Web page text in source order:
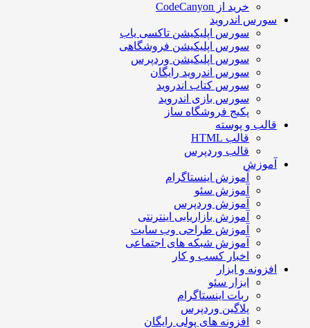
خرید از CodeCanyon
سورس اندروید
سورس اپلیکیشن تاکسی یاب
سورس اپلیکیشن فروشگاهی
سورس اپلیکیشن وردپرس
سورس اندروید رایگان
سورس کتاب اندروید
سورس بازی اندروید
پکیج فروشگاه ساز
قالب و پوسته
قالب HTML
قالب وردپرس
آموزش
آموزش اینستاگرام
آموزش سئو
آموزش وردپرس
آموزش بازاریابی اینترنتی
آموزش طراحی وب سایت
آموزش شبکه های اجتماعی
اخبار کسب و کار
افزونه و ابزار
ابزار سئو
ربات اینستاگرام
پلاگین وردپرس
افزونه های پولی رایگان